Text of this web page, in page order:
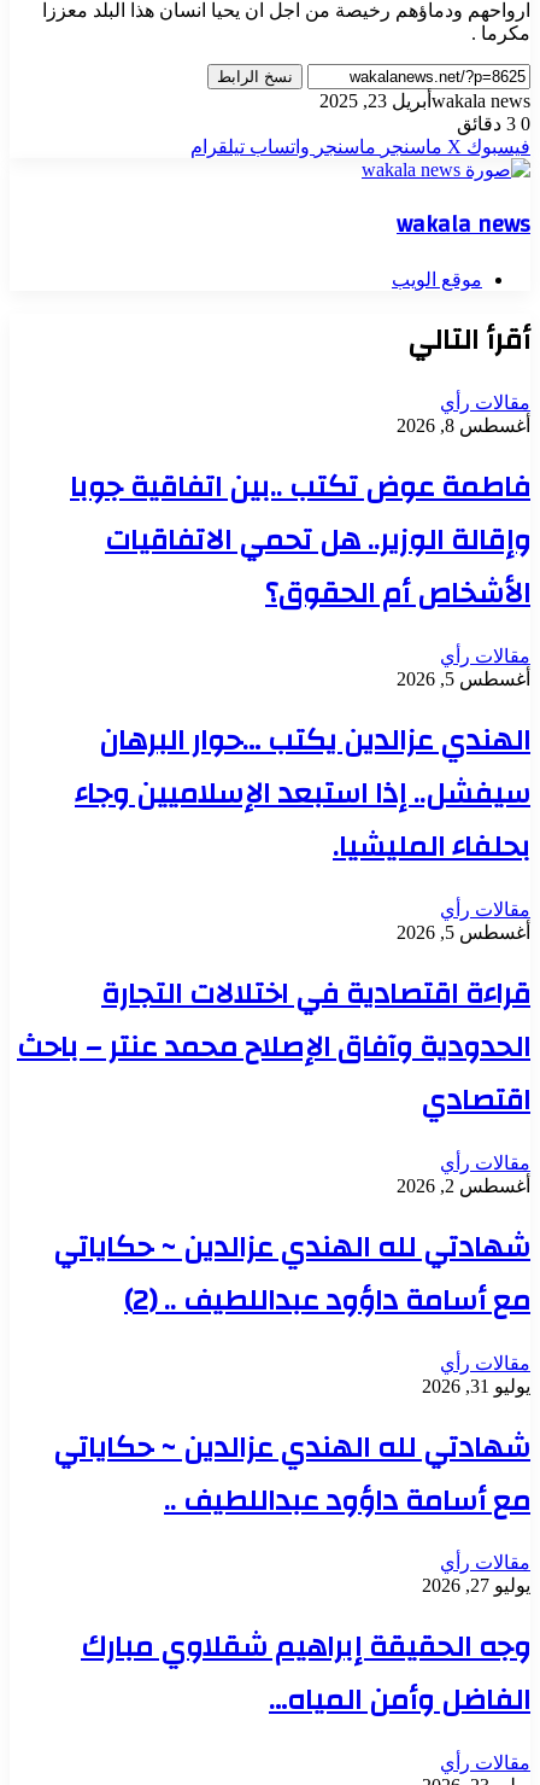
ارواحهم ودماؤهم رخيصة من اجل ان يحيا انسان هذا البلد معززا
مكرما .
نسخ الرابط
wakala news أبريل 23, 2025
0
فيسبوك ‫X ماسنجر ماسنجر واتساب تيلقرام
wakala news
موقع الويب
أقرأ التالي
مقالات رأي
أغسطس 8, 2026
فاطمة عوض تكتب ..بين اتفاقية جوبا
وإقالة الوزير.. هل تحمي الاتفاقيات
الأشخاص أم الحقوق؟
مقالات رأي
أغسطس 5, 2026
الهندي عزالدين يكتب …حوار البرهان
سيفشل.. إذا استبعد الإسلاميين وجاء
بحلفاء المليشيا.
مقالات رأي
أغسطس 5, 2026
قراءة اقتصادية في اختلالات التجارة
الحدودية وآفاق الإصلاح محمد عنتر – باحث
اقتصادي
مقالات رأي
أغسطس 2, 2026
شهادتي لله الهندي عزالدين ~ حكاياتي
مع أسامة داؤود عبداللطيف .. (2)
مقالات رأي
يوليو 31, 2026
شهادتي لله الهندي عزالدين ~ حكاياتي
مع أسامة داؤود عبداللطيف ..
مقالات رأي
يوليو 27, 2026
وجه الحقيقة إبراهيم شقلاوي مبارك
الفاضل وأمن المياه…
مقالات رأي